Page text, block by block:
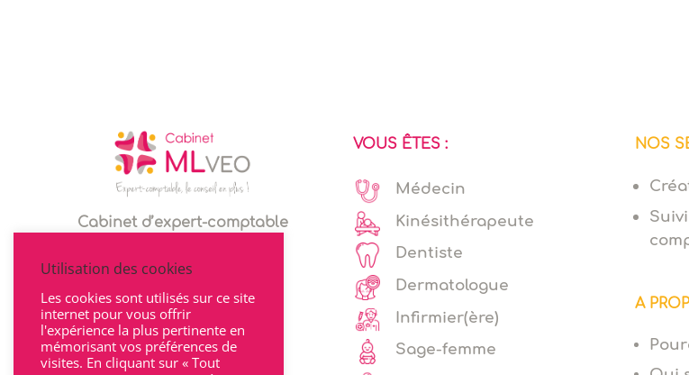
Cabinet d’expert-comptable
Espace client
VOUS ÊTES :
Médecin
Kinésithérapeute
Dentiste
Dermatologue
Infirmier(ère)
Sage-femme
NOS
A
Utilisation des cookies
Les cookies sont utilisés sur ce site
internet pour vous offrir
l'expérience la plus pertinente en
mémorisant vos préférences de
visites. En cliquant sur « Tout